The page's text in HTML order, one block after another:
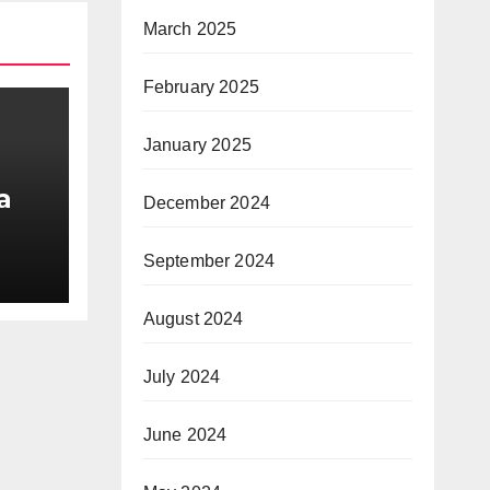
March 2025
February 2025
January 2025
December 2024
September 2024
August 2024
July 2024
June 2024